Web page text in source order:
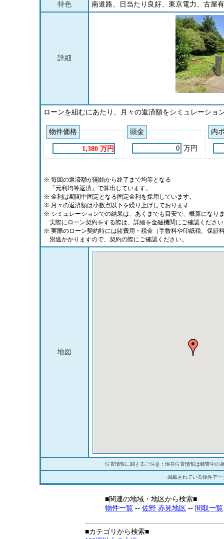
特色
南道路、日当たり良好、東京電力、古屋有
詳細
ローンを組むにあたり、月々の返済額をシミュレーショ
物件価格
1,380 万円
頭金
万円
内
※ 毎回の返済額が開始から終了まで均等となる
「元利均等返済」で算出しています。
※ 金利は期間中固定となる固定金利を採用しています。
※ 月々の返済額は小数点以下を繰り上げしております
※ シミュレーションでの結果は、あくまでも目安で、概算になり
実際にローン契約をする際は、詳細を金融機関にご確認くださ
※ 実際のローン契約時には諸費用・税金（手数料や印紙税、保証
別途かかりますので、契約の際にご確認ください。
地図
位置情報に関するご注意：現在位置情報は精査中の
掲載されている物件デ
■関連の地域・地区から検索■
物件一覧 -- 佐野 赤見地区 -- 間取一覧
■カテゴリから検索■